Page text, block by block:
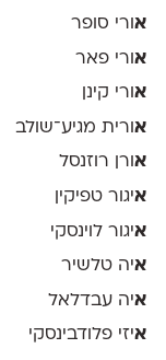
אורי סופר
אורי פאר
אורי קינן
אורית מגיע־שולב
אורן רוזנסל
איגור טפיקין
איגור לוינסקי
איה טלשיר
איה עבדלאל
איזי פלודבינסקי